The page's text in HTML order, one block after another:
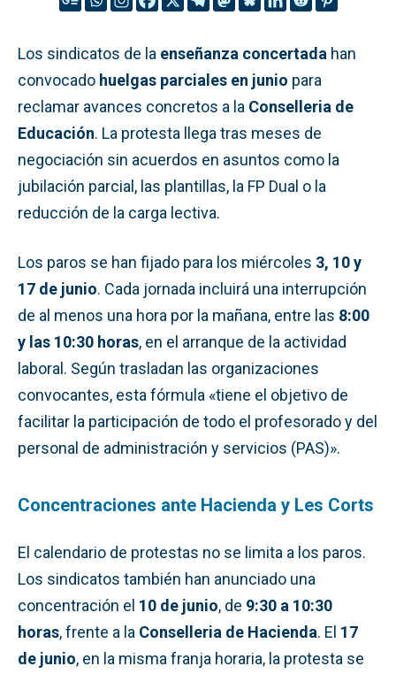
Los sindicatos de la enseñanza concertada han
convocado huelgas parciales en junio para
reclamar avances concretos a la Conselleria de
Educación. La protesta llega tras meses de
negociación sin acuerdos en asuntos como la
jubilación parcial, las plantillas, la FP Dual o la
reducción de la carga lectiva.
Los paros se han fijado para los miércoles 3, 10 y
17 de junio. Cada jornada incluirá una interrupción
de al menos una hora por la mañana, entre las 8:00
y las 10:30 horas, en el arranque de la actividad
laboral. Según trasladan las organizaciones
convocantes, esta fórmula «tiene el objetivo de
facilitar la participación de todo el profesorado y del
personal de administración y servicios (PAS)».
Concentraciones ante Hacienda y Les Corts
El calendario de protestas no se limita a los paros.
Los sindicatos también han anunciado una
concentración el 10 de junio, de 9:30 a 10:30
horas, frente a la Conselleria de Hacienda. El 17
de junio, en la misma franja horaria, la protesta se